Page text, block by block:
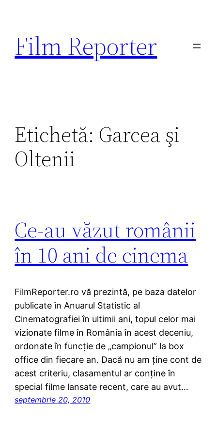
conținut
Film Reporter
Etichetă: Garcea şi
Oltenii
Ce-au văzut românii
în 10 ani de cinema
FilmReporter.ro vă prezintă, pe baza datelor
publicate în Anuarul Statistic al
Cinematografiei în ultimii ani, topul celor mai
vizionate filme în România în acest deceniu,
ordonate în funcţie de „campionul” la box
office din fiecare an. Dacă nu am ţine cont de
acest criteriu, clasamentul ar conţine în
special filme lansate recent, care au avut…
septembrie 20, 2010